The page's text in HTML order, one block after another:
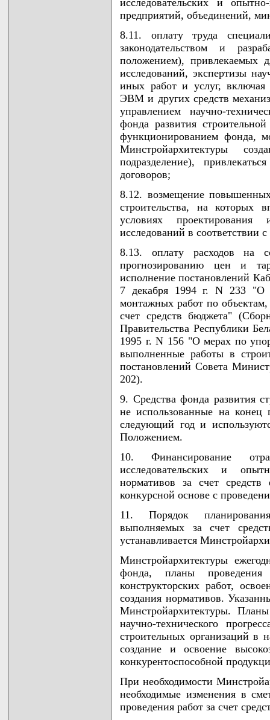
исследовательских и
предприятий, объединений,
8.11. оплату труда
законодательством и
положением), привлекаемых
исследований, экспертизы
иных работ и услуг, включая
ЭВМ и других средств
управлением научно-
фонда развития
функционированием фонда,
Минстройархитектуры
подразделение),
договоров;
8.12. возмещение повышенных
строительства, на которых
условиях проектирования
исследований в соответствии
8.13. оплату расходов на
прогнозированию цен и
исполнение постановлений
7 декабря 1994 г. N 233 "О
монтажных работ по объектам,
счет средств бюджета"
Правительства Республики
1995 г. N 156 "О мерах по
выполненные работы в
постановлений Совета
202).
9. Средства фонда развития
не использованные на конец
следующий год и
Положением.
10. Финансирование
исследовательских и
нормативов за счет
конкурсной основе с
11. Порядок
выполняемых за счет
устанавливается
Минстройархитектуры
фонда, планы проведения
конструкторских работ,
создания нормативов.
Минстройархитектуры.
научно-технического
строительных организаций в
создание и освоение
конкурентоспособной
При необходимости
необходимые изменения в
проведения работ за счет